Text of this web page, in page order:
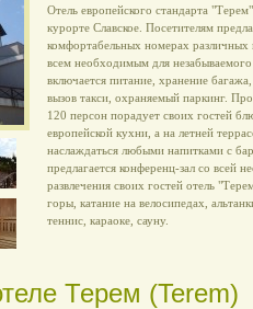
Отель европейского стандарта
курорте Славское. Посетителям
комфортабельных номерах
всем необходимым для
включается питание, хранение
вызов такси, охраняемый паркинг.
120 персон порадует своих гостей
европейской кухни, а на летней
наслаждаться любыми напитками с
предлагается конференц-зал со всей
развлечения своих гостей отель
горы, катание на велосипедах,
теннис, караоке, сауну.
Терем (Terem)